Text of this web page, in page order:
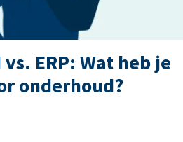
vs. ERP: Wat heb je
onderhoud?